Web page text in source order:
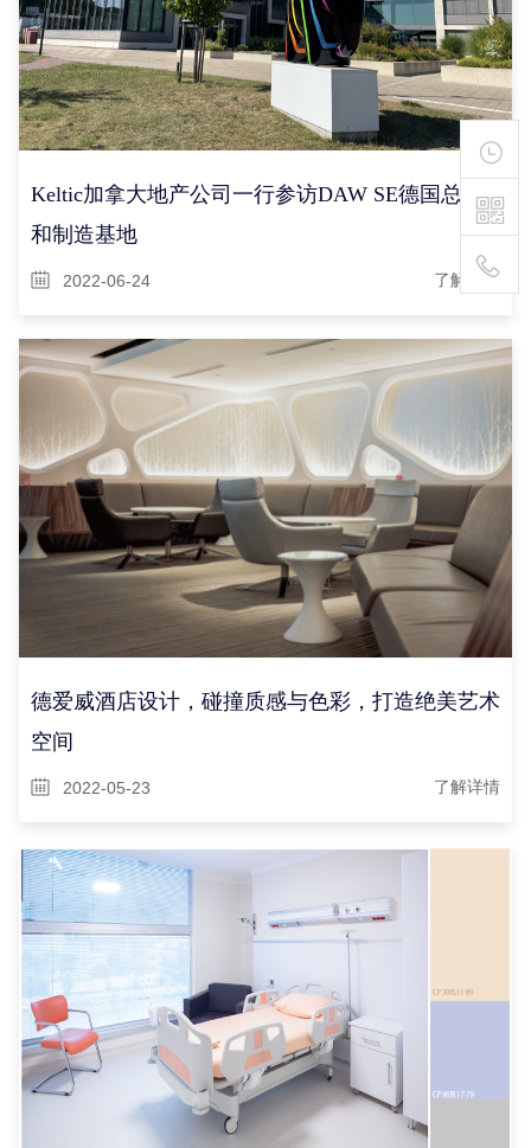
Keltic加拿大地产公司一行参访DAW SE德国总部
和制造基地
2022-06-24 了解详情
德爱威酒店设计，碰撞质感与色彩，打造绝美艺术
空间
2022-05-23 了解详情
1895